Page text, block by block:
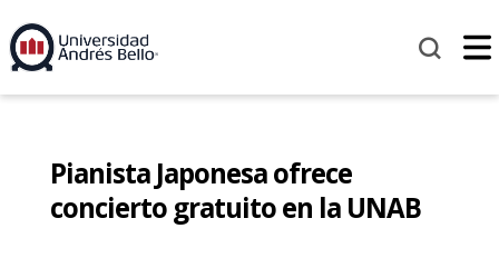
Pianista Japonesa ofrece
concierto gratuito en la UNAB